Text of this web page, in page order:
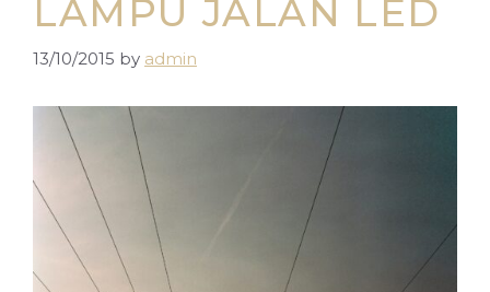
LAMPU JALAN LED
13/10/2015 by admin